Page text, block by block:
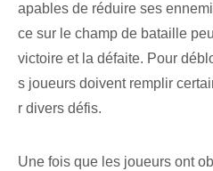
apables de réduire ses
ce sur le champ de bataille
victoire et la défaite. Pour
s joueurs doivent remplir
r divers défis.
Une fois que les joueurs ont